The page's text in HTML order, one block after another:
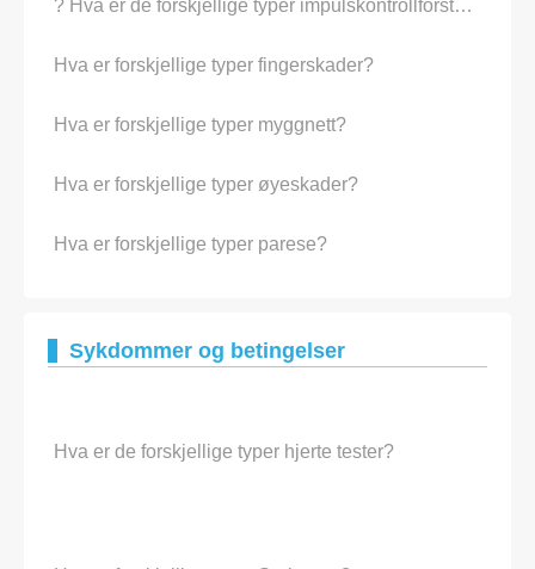
? Hva er de forskjellige typer impulskontrollforstyrrelser
Hva er forskjellige typer fingerskader?
Hva er forskjellige typer myggnett?
Hva er forskjellige typer øyeskader?
Hva er forskjellige typer parese?
Sykdommer og betingelser
Hva er de forskjellige typer hjerte tester?